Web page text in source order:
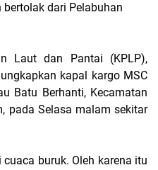
dari Pelabuhan
Laut dan Pantai (KPLP),
kapal kargo MSC
Batu Berhanti, Kecamatan
pada Selasa malam sekitar
buruk. Oleh karena itu